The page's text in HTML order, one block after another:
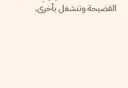
الفضيحة وتنشغل بأخرى.